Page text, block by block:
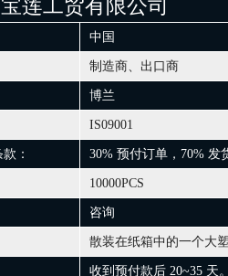
莲工贸有限公司
中国
制造商、出口商
博兰
IS09001
： 30% 预付订单，70% 发
10000PCS
咨询
散装在纸箱中的一个大塑
收到预付款后 20~35 天。